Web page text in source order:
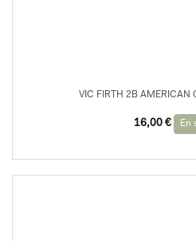
VIC FIRTH 2B AMERICAN
16,00 € En